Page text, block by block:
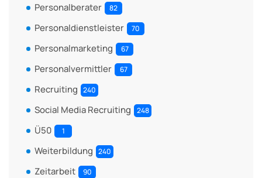
Personalberater 82
Personaldienstleister 70
Personalmarketing 67
Personalvermittler 67
Recruiting 240
Social Media Recruiting 248
Ü50 1
Weiterbildung 240
Zeitarbeit 90